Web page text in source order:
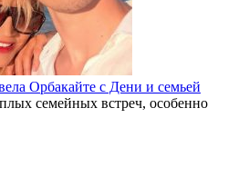
Орбакайте с Дени и семьей
семейных встреч, особенно